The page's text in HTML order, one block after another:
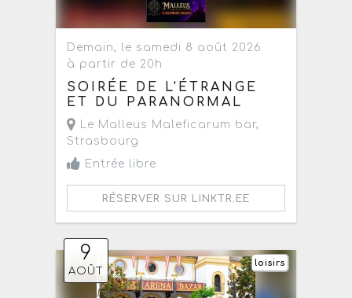
Demain, le samedi 8 août 2026
à partir de 20h
SOIRÉE DE L'ÉTRANGE
ET DU PARANORMAL
Le Malleus Maleficarum bar,
Strasbourg
Entrée libre
RÉSERVER SUR LINKTR.EE
9
AOÛT
loisirs